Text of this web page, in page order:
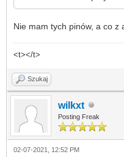
Nie mam tych pinów, a co z
<t></t>
Szukaj
wilkxt
Posting Freak
02-07-2021, 12:52 PM